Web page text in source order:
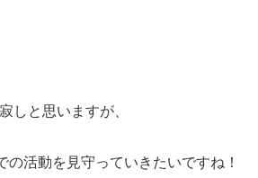
しと思いますが、
の活動を見守っていきたいですね！